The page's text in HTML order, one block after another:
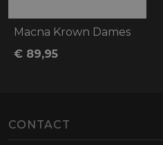
Macna Krown Dames
€ 89,95
CONTACT